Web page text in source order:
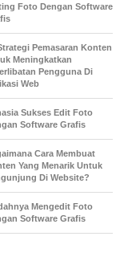
Foto Dengan Software
Pemasaran Konten
Meningkatkan
Pengguna Di
Web
Sukses Edit Foto
Software Grafis
Cara Membuat
Yang Menarik Untuk
Di Website?
Mengedit Foto
Software Grafis